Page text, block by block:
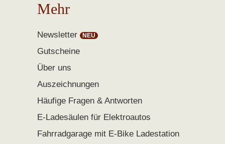
Mehr
Newsletter
Gutscheine
Über uns
Auszeichnungen
Häufige Fragen & Antworten
E-Ladesäulen für Elektroautos
Fahrradgarage mit E-Bike Ladestation